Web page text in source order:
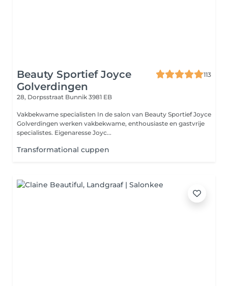
Beauty Sportief Joyce
Golverdingen
113
28, Dorpsstraat Bunnik 3981 EB
Vakbekwame specialisten In de salon van Beauty Sportief Joyce
Golverdingen werken vakbekwame, enthousiaste en gastvrije
specialistes. Eigenaresse Joyc...
Transformational cuppen